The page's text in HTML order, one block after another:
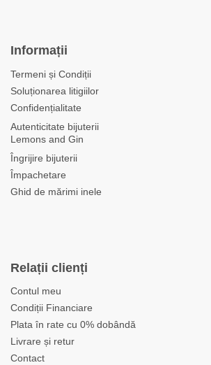
Informații
Termeni și Condiții
Soluționarea litigiilor
Confidențialitate
Autenticitate bijuterii
Lemons and Gin
Îngrijire bijuterii
Împachetare
Ghid de mărimi inele
Relații clienți
Contul meu
Condiții Financiare
Plata în rate cu 0% dobândă
Livrare și retur
Contact